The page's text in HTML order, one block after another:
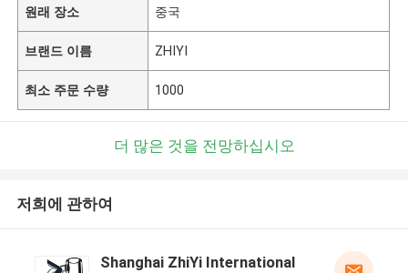
원래 장소 중국
브랜드 이름 ZHIYI
최소 주문 수량 1000
더 많은 것을 전망하십시오
저희에 관하여
Shanghai ZhiYi International